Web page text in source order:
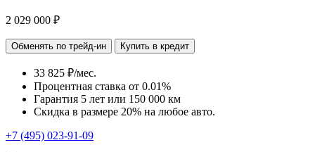
2 029 000 ₽
Обменять по трейд-ин Купить в кредит
33 825 ₽/мес.
Процентная ставка от 0.01%
Гарантия 5 лет или 150 000 км
Скидка в размере 20% на любое авто.
+7 (495) 023-91-09